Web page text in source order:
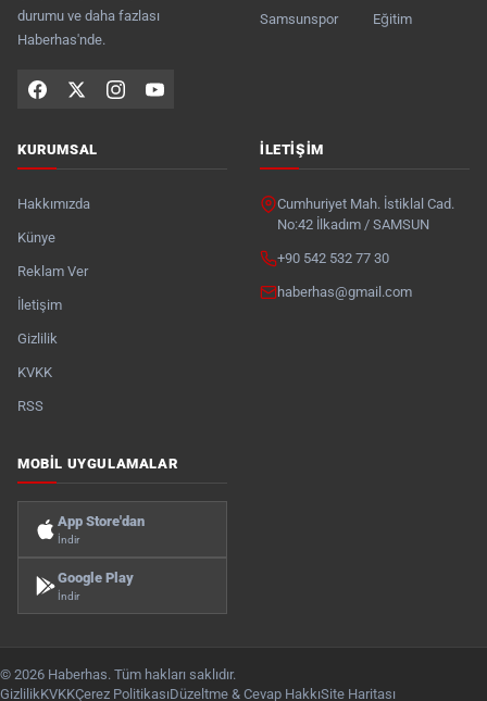
durumu ve daha fazlası
Haberhas'nde.
Samsunspor Eğitim
KURUMSAL
Hakkımızda
Künye
Reklam Ver
İletişim
Gizlilik
KVKK
RSS
İLETIŞIM
Cumhuriyet Mah. İstiklal Cad.
No:42 İlkadım / SAMSUN
+90 542 532 77 30
haberhas@gmail.com
MOBIL UYGULAMALAR
App Store'dan
İndir
Google Play
İndir
© 2026 Haberhas. Tüm hakları saklıdır.
GizlilikKVKKÇerez PolitikasıDüzeltme & Cevap HakkıSite Haritası